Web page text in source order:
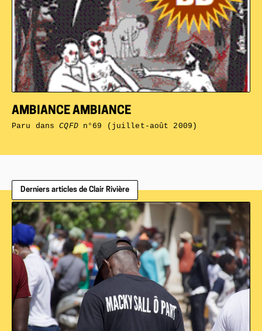
AMBIANCE AMBIANCE
Paru dansCQFDn°69 (juillet-août 2009)
Derniers articles de Clair Rivière